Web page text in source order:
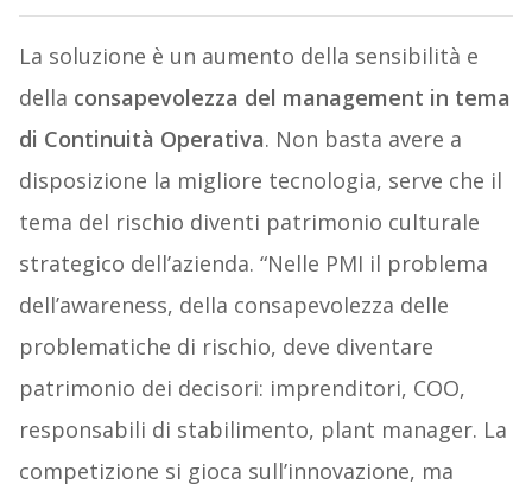
La soluzione è un aumento della sensibilità e
della consapevolezza del management in tema
di Continuità Operativa. Non basta avere a
disposizione la migliore tecnologia, serve che il
tema del rischio diventi patrimonio culturale
strategico dell’azienda. “Nelle PMI il problema
dell’awareness, della consapevolezza delle
problematiche di rischio, deve diventare
patrimonio dei decisori: imprenditori, COO,
responsabili di stabilimento, plant manager. La
competizione si gioca sull’innovazione, ma